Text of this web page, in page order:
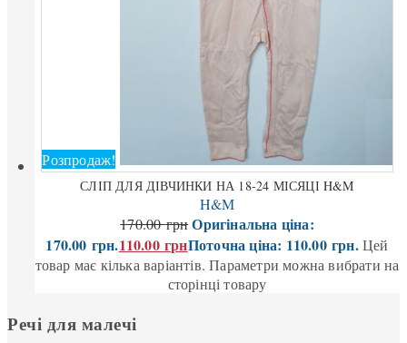
Розпродаж!
СЛІП ДЛЯ ДІВЧИНКИ НА 18-24 МІСЯЦІ H&M
H&M
170.00грн Оригінальна ціна:
170.00 грн.110.00грнПоточна ціна: 110.00 грн. Цей
товар має кілька варіантів. Параметри можна вибрати на
сторінці товару
Речі для малечі